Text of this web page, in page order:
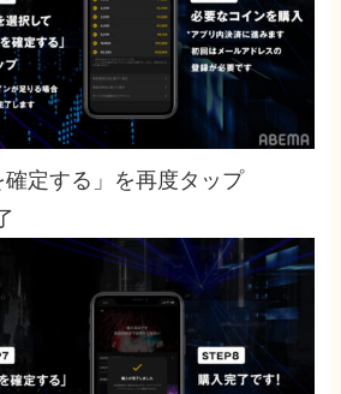
定する」を再度タップ